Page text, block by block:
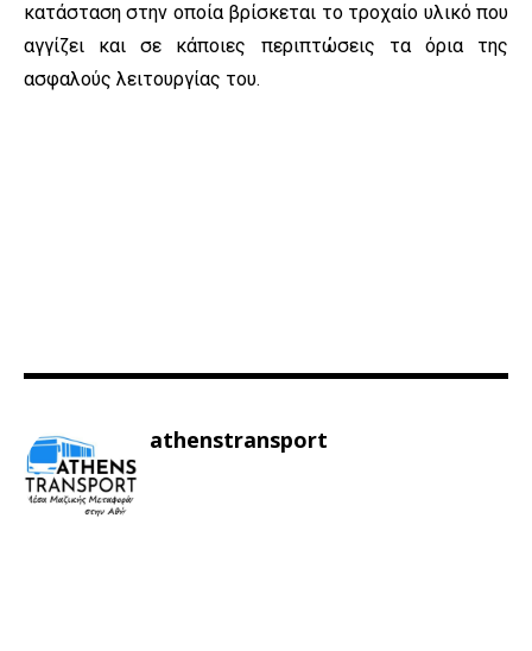
κατάσταση στην οποία βρίσκεται το τροχαίο υλικό που
αγγίζει και σε κάποιες περιπτώσεις τα όρια της
ασφαλούς λειτουργίας του.
athenstransport